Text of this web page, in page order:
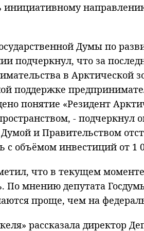
Думы по
подчеркнул, что за
в Арктической
поддержке
понятие «Резидент
- подчеркнул
Думой и Правительством
с объёмом инвестиций от 1
что в текущем
По мнению депутата
проще, чем на
рассказала директор